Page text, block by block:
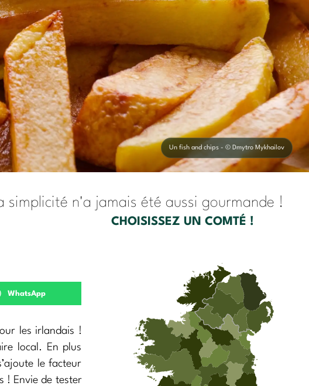
Un fish and chips - © Dmytro Mykhailov
n'a jamais été aussi gourmande !
WhatsApp
les irlandais !
local. En plus
le facteur
! Envie de tester
CHOISISSEZ UN COMTÉ !